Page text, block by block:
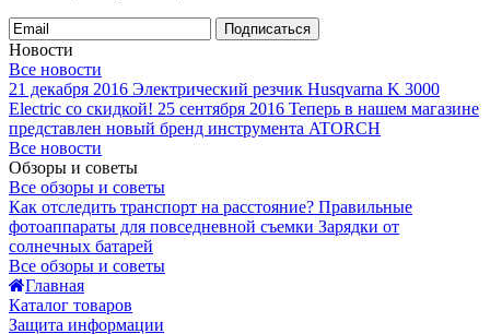
Подписаться
Новости
Все новости
21 декабря 2016 Электрический резчик Husqvarna K 3000
Electric со скидкой! 25 сентября 2016 Теперь в нашем магазине
представлен новый бренд инструмента ATORCH
Все новости
Обзоры и советы
Все обзоры и советы
Как отследить транспорт на расстояние? Правильные
фотоаппараты для повседневной съемки Зарядки от
солнечных батарей
Все обзоры и советы
Главная
Каталог товаров
Защита информации